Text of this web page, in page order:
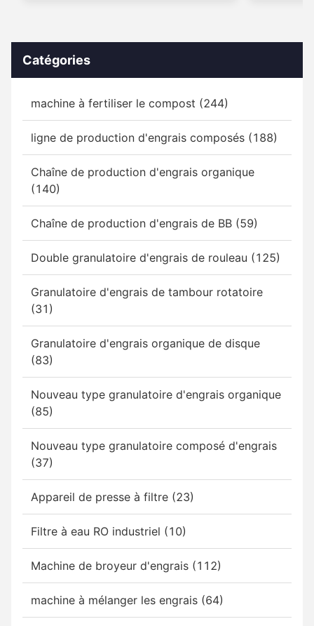
Catégories
machine à fertiliser le compost (244)
ligne de production d'engrais composés (188)
Chaîne de production d'engrais organique
(140)
Chaîne de production d'engrais de BB (59)
Double granulatoire d'engrais de rouleau (125)
Granulatoire d'engrais de tambour rotatoire
(31)
Granulatoire d'engrais organique de disque
(83)
Nouveau type granulatoire d'engrais organique
(85)
Nouveau type granulatoire composé d'engrais
(37)
Appareil de presse à filtre (23)
Filtre à eau RO industriel (10)
Machine de broyeur d'engrais (112)
machine à mélanger les engrais (64)